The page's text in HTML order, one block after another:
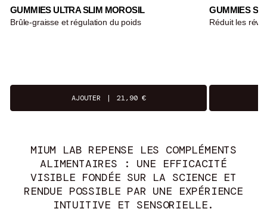
GUMMIES ULTRA SLIM MOROSIL
Brûle-graisse et régulation du poids
AJOUTER | 21,90 €
GUMMIES
Réduit les
MIUM LAB REPENSE LES COMPLÉMENTS
ALIMENTAIRES : UNE EFFICACITÉ
VISIBLE FONDÉE SUR LA SCIENCE ET
RENDUE POSSIBLE PAR UNE EXPÉRIENCE
INTUITIVE ET SENSORIELLE.